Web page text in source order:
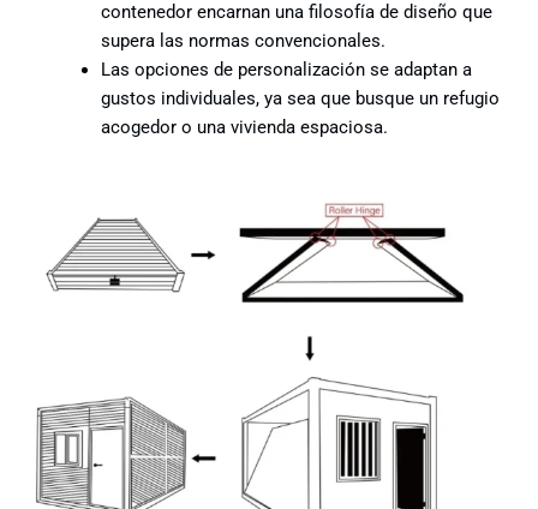
contenedor encarnan una filosofía de diseño que
supera las normas convencionales.
Las opciones de personalización se adaptan a
gustos individuales, ya sea que busque un refugio
acogedor o una vivienda espaciosa.